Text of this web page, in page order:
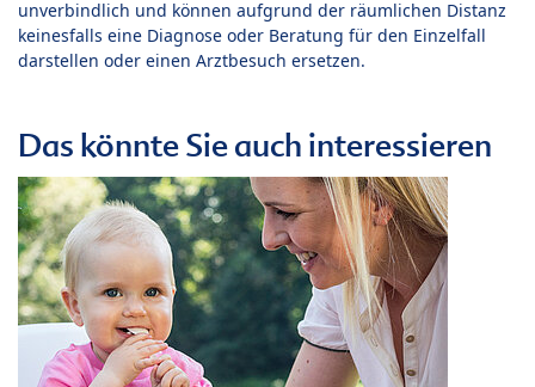
unverbindlich und können aufgrund der räumlichen Distanz
keinesfalls eine Diagnose oder Beratung für den Einzelfall
darstellen oder einen Arztbesuch ersetzen.
Das könnte Sie auch interessieren